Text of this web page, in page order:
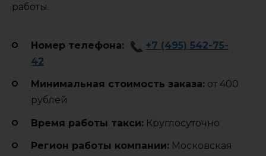
работы.
Номер телефона:
+7 (495) 542-75-
42
Минимальная стоимость заказа: от 400
рублей
Время работы такси: Круглосуточно
Регион работы компании: Московская